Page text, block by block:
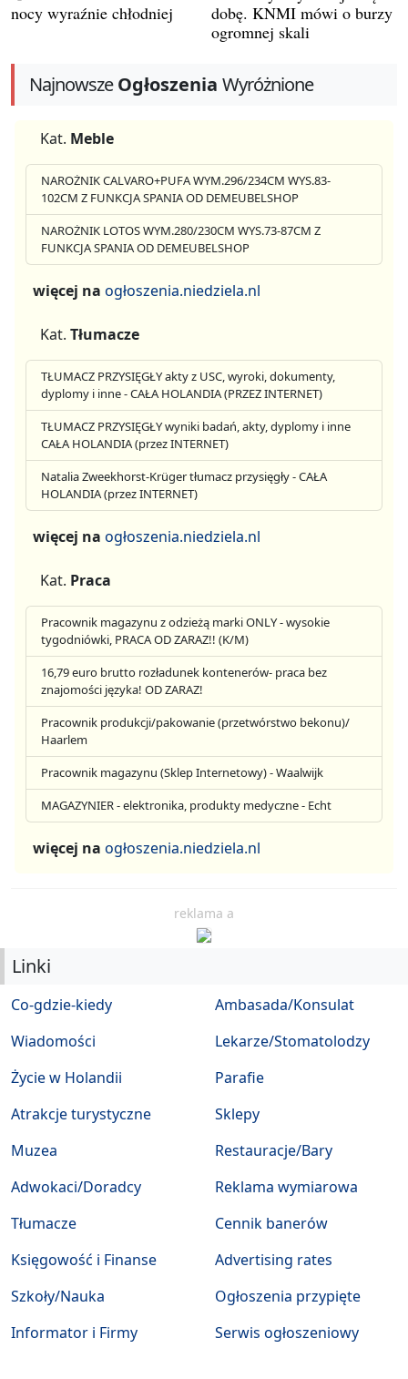
nocy wyraźnie chłodniej
dobę. KNMI mówi o burzy
ogromnej skali
NajnowszeOgłoszenia Wyróżnione
Kat. Meble
NAROŻNIK CALVARO+PUFA WYM.296/234CM WYS.83-
102CM Z FUNKCJA SPANIA OD DEMEUBELSHOP
NAROŻNIK LOTOS WYM.280/230CM WYS.73-87CM Z
FUNKCJA SPANIA OD DEMEUBELSHOP
więcej na ogłoszenia.niedziela.nl
Kat. Tłumacze
TŁUMACZ PRZYSIĘGŁY akty z USC, wyroki, dokumenty,
dyplomy i inne - CAŁA HOLANDIA (PRZEZ INTERNET)
TŁUMACZ PRZYSIĘGŁY wyniki badań, akty, dyplomy i inne
CAŁA HOLANDIA (przez INTERNET)
Natalia Zweekhorst-Krüger tłumacz przysięgły - CAŁA
HOLANDIA (przez INTERNET)
więcej na ogłoszenia.niedziela.nl
Kat. Praca
Pracownik magazynu z odzieżą marki ONLY - wysokie
tygodniówki, PRACA OD ZARAZ!! (K/M)
16,79 euro brutto rozładunek kontenerów- praca bez
znajomości języka! OD ZARAZ!
Pracownik produkcji/pakowanie (przetwórstwo bekonu)/
Haarlem
Pracownik magazynu (Sklep Internetowy) - Waalwijk
MAGAZYNIER - elektronika, produkty medyczne - Echt
więcej na ogłoszenia.niedziela.nl
reklama a
Linki
Co-gdzie-kiedy
Wiadomości
Życie w Holandii
Atrakcje turystyczne
Muzea
Ambasada/Konsulat
Lekarze/Stomatolodzy
Parafie
Sklepy
Restauracje/Bary
Adwokaci/Doradcy
Tłumacze
Księgowość i Finanse
Szkoły/Nauka
Informator i Firmy
Reklama wymiarowa
Cennik banerów
Advertising rates
Ogłoszenia przypięte
Serwis ogłoszeniowy